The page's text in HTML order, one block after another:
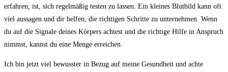
erfahren, ist, sich regelmäßig testen zu‌ lassen. Ein kleines ‌Blutbild kann oft
viel aussagen⁤ und dir ​helfen, die richtigen⁣ Schritte zu unternehmen. Wenn
du auf die⁣ Signale ​deines Körpers achtest und die richtige Hilfe in Anspruch
‌nimmst,⁤ kannst‍ du eine Menge​ erreichen.
Ich bin jetzt viel bewusster in Bezug auf meine ⁣Gesundheit und‌ achte